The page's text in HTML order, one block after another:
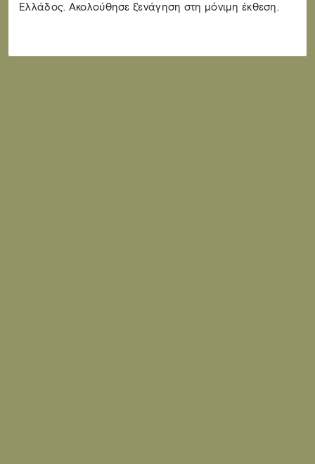
Ελλάδος. Ακολούθησε ξενάγηση στη μόνιμη έκθεση.